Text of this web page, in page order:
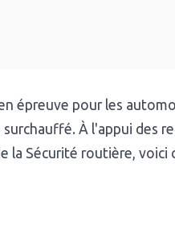
épreuve pour les
À l'appui des
la Sécurité routière, voici